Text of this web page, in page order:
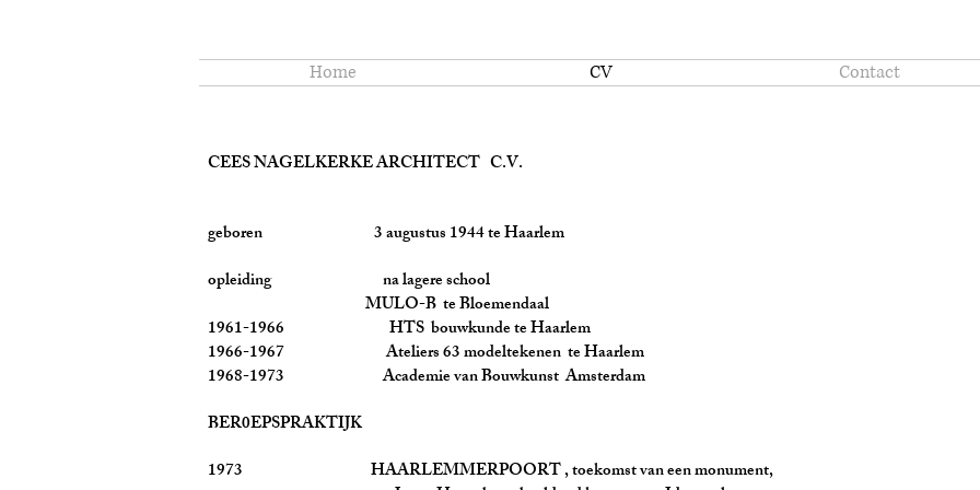
Home CV Contact
CEES NAGELKERKE ARCHITECT C.V.
geboren 3 augustus 1944 te Haarlem
opleiding na lagere school
MULO-B te Bloemendaal
1961-1966 HTS bouwkunde te Haarlem
1966-1967 Ateliers 63 modeltekenen te Haarlem
1968-1973 Academie van Bouwkunst Amsterdam
BER0EPSPRAKTIJK
1973 HAARLEMMERPOORT , toekomst van een monument,